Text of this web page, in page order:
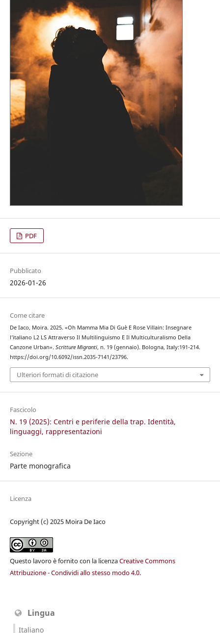
PDF
Pubblicato
2026-01-26
Come citare
De Iaco, Moira. 2025. «Oh Mamma Mia Di Guè E Rose Villain: Insegnare
l’italiano L2 LS Attraverso Il Multilinguismo E Il Multiculturalismo Della
Canzone Urban». Scritture Migranti, n. 19 (gennaio). Bologna, Italy:191-214.
https://doi.org/10.6092/issn.2035-7141/23796.
Ulteriori formati di citazione
Fascicolo
N. 19 (2025): Centri e periferie della trap. Identità,
linguaggi, rappresentazioni
Sezione
Parte monografica
Licenza
Copyright (c) 2025 Moira De Iaco
Questo lavoro è fornito con la licenzaCreative Commons
Attribuzione - Condividi allo stesso modo 4.0.
Lingua
Italiano